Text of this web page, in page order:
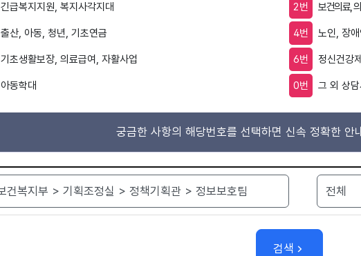
긴급복지지원, 복지사각지대 2번 보건의료,
출산, 아동, 청년, 기초연금 4번 노인, 장
기초생활보장, 의료급여, 자활사업 6번 정신건강
아동학대 0번 그 외 상
궁금한 사항의 해당번호를 선택하면 신속 정확한 안
검색